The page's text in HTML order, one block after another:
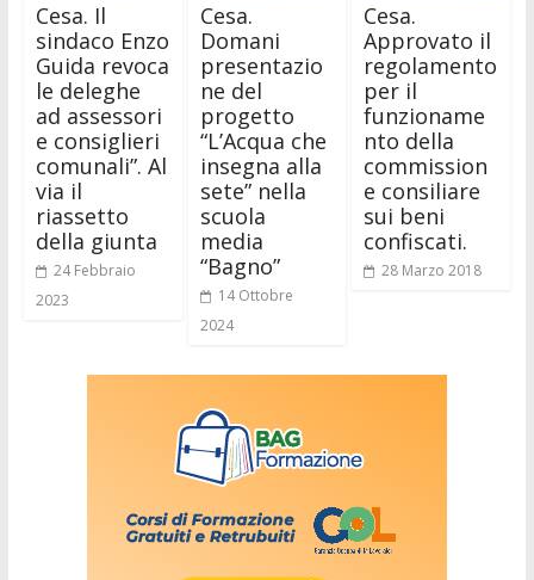
Cesa. Il
sindaco Enzo
Guida revoca
le deleghe
ad assessori
e consiglieri
comunali”. Al
via il
riassetto
della giunta
24 Febbraio
2023
Cesa.
Domani
presentazio
ne del
progetto
“L’Acqua che
insegna alla
sete” nella
scuola
media
“Bagno”
14 Ottobre
2024
Cesa.
Approvato il
regolamento
per il
funzioname
nto della
commission
e consiliare
sui beni
confiscati.
28 Marzo 2018